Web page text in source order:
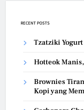
RECENT POSTS
Tzatziki
Hotteok
Brownies
Kopi yang